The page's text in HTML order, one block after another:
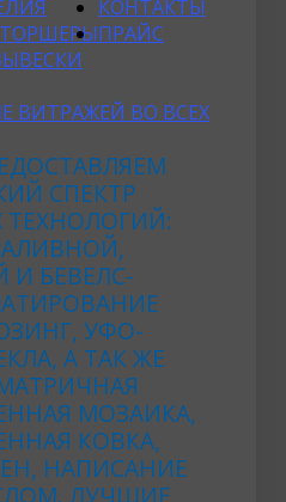
ВИТРАЖЕЙ ВО ВСЕХ
СПЕКТР
БЕВЕЛС-
УФО-
А ТАК ЖЕ
МОЗАИКА,
КОВКА,
НАПИСАНИЕ
ЛУЧШИЕ
КОНТАКТЫ
ПРАЙС